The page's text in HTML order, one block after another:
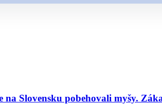
na Slovensku pobehovali myšy.